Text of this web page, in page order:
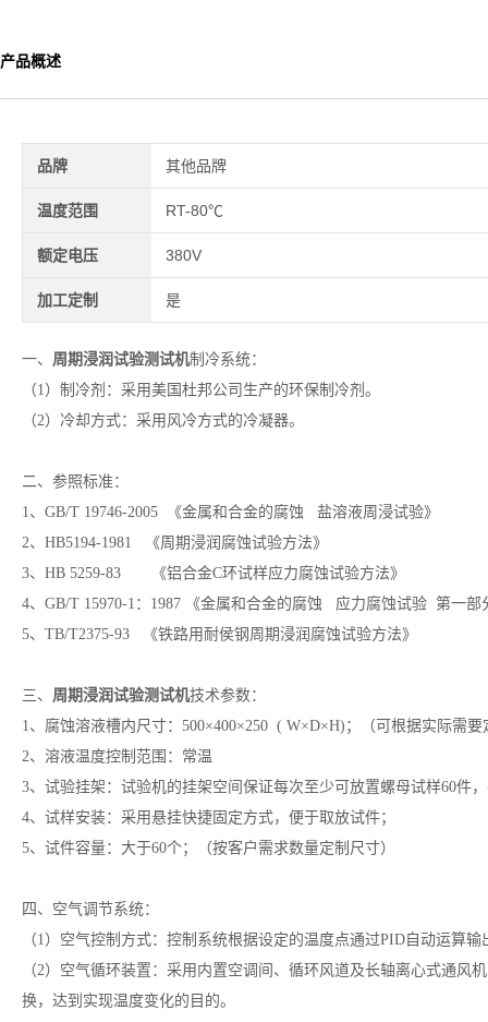
产品概述
品牌 其他品牌
温度范围 RT-80℃
额定电压 380V
加工定制 是
一、 周期浸润试验测试机制冷系统：
（1）制冷剂：采用美国杜邦公司生产的环保制冷剂。
（2）冷却方式：采用风冷方式的冷凝器。
二、参照标准：
1、GB/T 19746-2005 《金属和合金的腐蚀 盐溶液周浸试验》
2、HB5194-1981 《周期浸润腐蚀试验方法》
3、HB 5259-83 《铝合金C环试样应力腐蚀试验方法》
4、GB/T 15970-1：1987 《金属和合金的腐蚀 应力腐蚀试验 第一部
5、TB/T2375-93 《铁路用耐侯钢周期浸润腐蚀试验方法》
三、 周期浸润试验测试机技术参数：
1、腐蚀溶液槽内尺寸：500×400×250 ( W×D×H)；（可根据实际需要
2、溶液温度控制范围：常温
3、试验挂架：试验机的挂架空间保证每次至少可放置螺母试样60件
4、试样安装：采用悬挂快捷固定方式，便于取放试件；
5、试件容量：大于60个；（按客户需求数量定制尺寸）
四、空气调节系统：
（1）空气控制方式：控制系统根据设定的温度点通过PID自动运算
（2）空气循环装置：采用内置空调间、循环风道及长轴离心式通
换，达到实现温度变化的目的。